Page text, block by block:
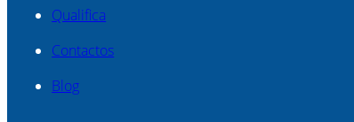
Qualifica
Contactos
Blog